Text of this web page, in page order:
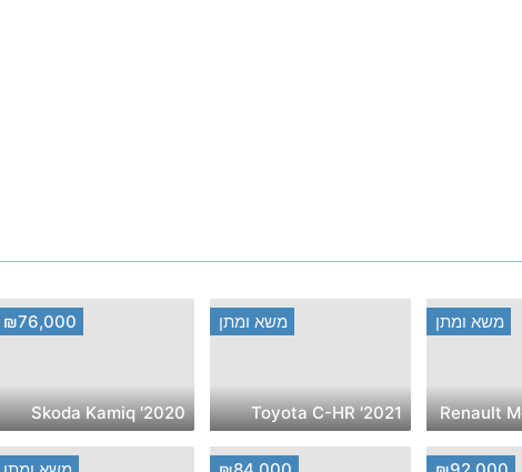
משא ומתן משא ומתן
2021' Toyota C-HR
₪76,000
2020' Skoda Kamiq